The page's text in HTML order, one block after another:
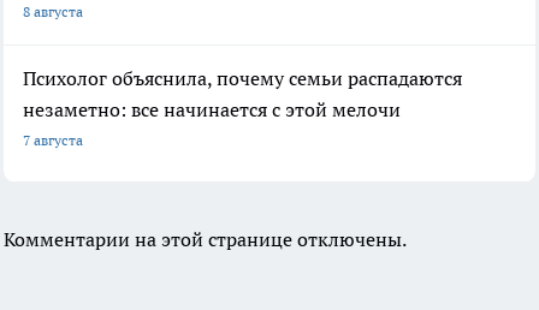
8 августа
Психолог объяснила, почему семьи распадаются
незаметно: все начинается с этой мелочи
7 августа
Комментарии на этой странице отключены.